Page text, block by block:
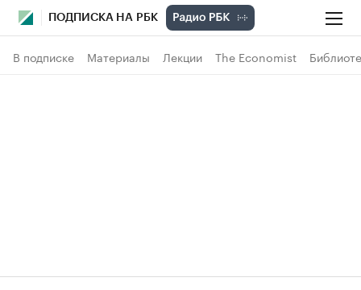
ПОДПИСКА НА РБК
В подписке Материалы Лекции The Economist